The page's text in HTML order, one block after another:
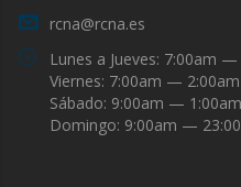
rcna@rcna.es
Lunes a Jueves: 7:00am
Viernes: 7:00am — 2:00am
Sábado: 9:00am — 1:00am
Domingo: 9:00am —